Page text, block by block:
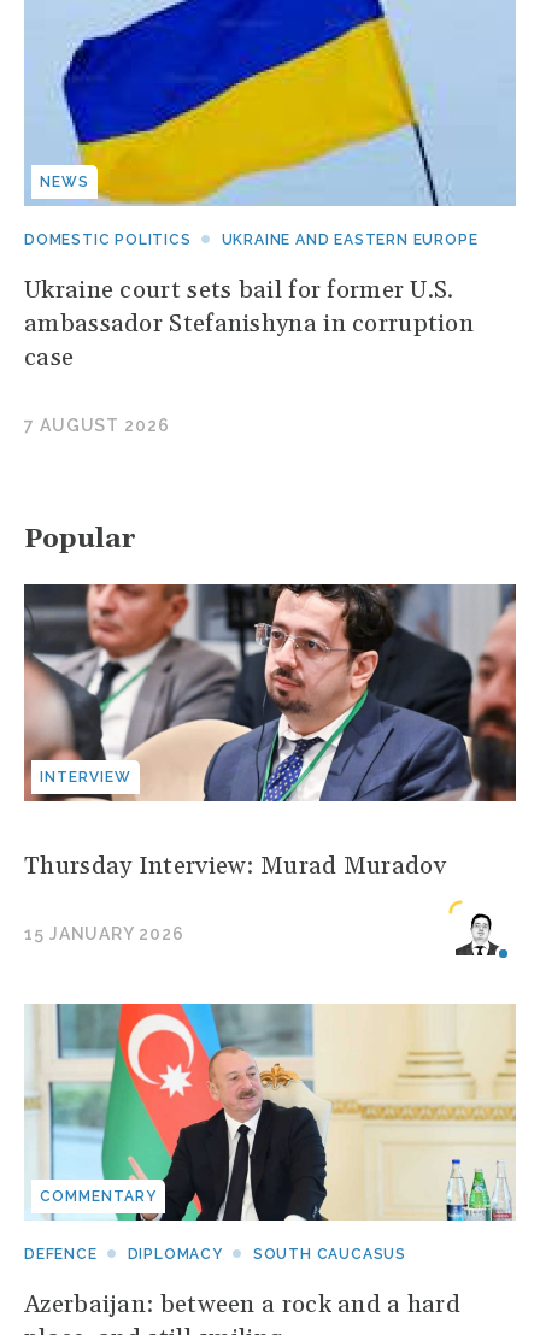
NEWS
DOMESTIC POLITICS UKRAINE AND EASTERN EUROPE
Ukraine court sets bail for former U.S.
ambassador Stefanishyna in corruption
case
7 AUGUST 2026
Popular
INTERVIEW
Thursday Interview: Murad Muradov
15 JANUARY 2026
COMMENTARY
DEFENCE DIPLOMACY SOUTH CAUCASUS
Azerbaijan: between a rock and a hard